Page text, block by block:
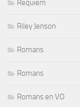
Requiem
Riley Jenson
Romans
Romans
Romans en VO